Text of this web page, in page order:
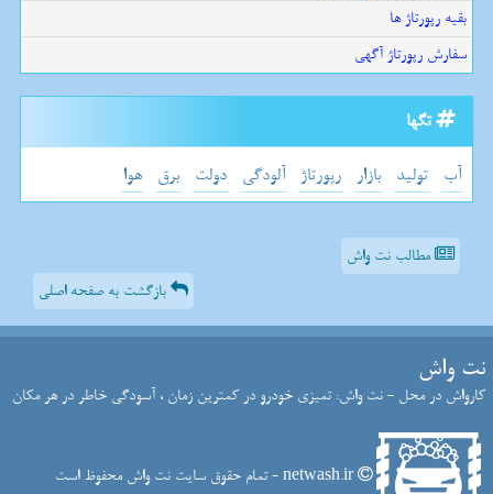
بقیه رپورتاژ ها
سفارش رپورتاژ آگهی
تگها
آب تولید بازار رپورتاژ آلودگی دولت برق هوا
مطالب نت واش
بازگشت به صفحه اصلی
نت واش
کارواش در محل - نت واش: تمیزی خودرو در کمترین زمان ، آسودگی خاطر در هر مکان
netwash.ir - تمام حقوق سایت نت واش محفوظ است